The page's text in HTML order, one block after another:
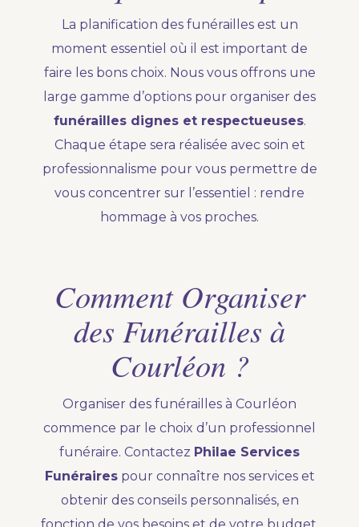
La planification des funérailles est un
moment essentiel où il est important de
faire les bons choix. Nous vous offrons une
large gamme d’options pour organiser des
funérailles dignes et respectueuses.
Chaque étape sera réalisée avec soin et
professionnalisme pour vous permettre de
vous concentrer sur l’essentiel : rendre
hommage à vos proches.
Comment Organiser
des Funérailles à
Courléon ?
Organiser des funérailles à Courléon
commence par le choix d’un professionnel
funéraire. Contactez Philae Services
Funérairespour connaître nos services et
obtenir des conseils personnalisés, en